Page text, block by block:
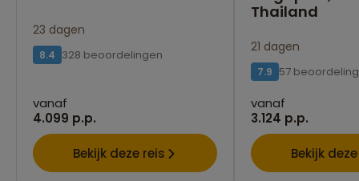
23 dagen
8.4 328 beoordelingen
vanaf
4.099 p.p.
Bekijk deze reis
Thailand
21 dagen
7.9 57
vanaf
3.124 p.p.
Bekijk